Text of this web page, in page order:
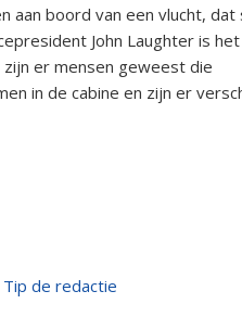
aan boord van een vlucht, dat
John Laughter is
er mensen geweest die
in de cabine en zijn er
Tip de redactie